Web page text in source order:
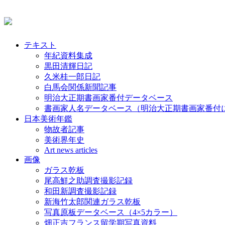
テキスト
年紀資料集成
黒田清輝日記
久米桂一郎日記
白馬会関係新聞記事
明治大正期書画家番付データベース
書画家人名データベース（明治大正期書画家番付
日本美術年鑑
物故者記事
美術界年史
Art news articles
画像
ガラス乾板
尾高鮮之助調査撮影記録
和田新調査撮影記録
新海竹太郎関連ガラス乾板
写真原板データベース（4×5カラー）
畑正吉フランス留学期写真資料